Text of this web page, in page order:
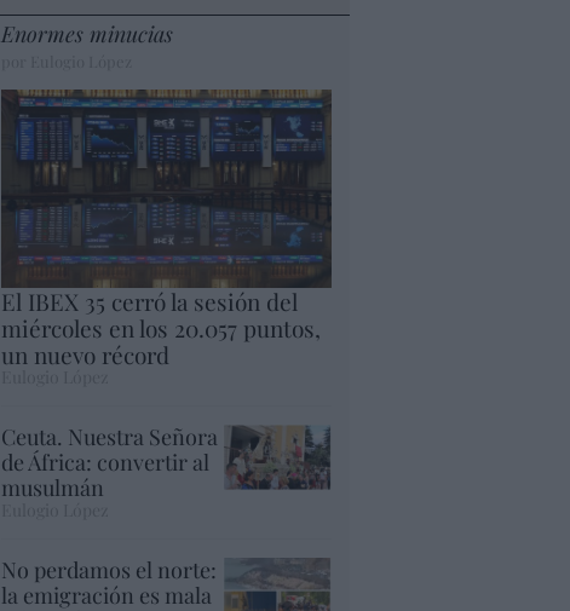
Enormes minucias
El IBEX 35 cerró la sesión del
miércoles en los 20.057 puntos,
un nuevo récord
Ceuta. Nuestra Señora
de África: convertir al
musulmán
No perdamos el norte:
la emigración es mala